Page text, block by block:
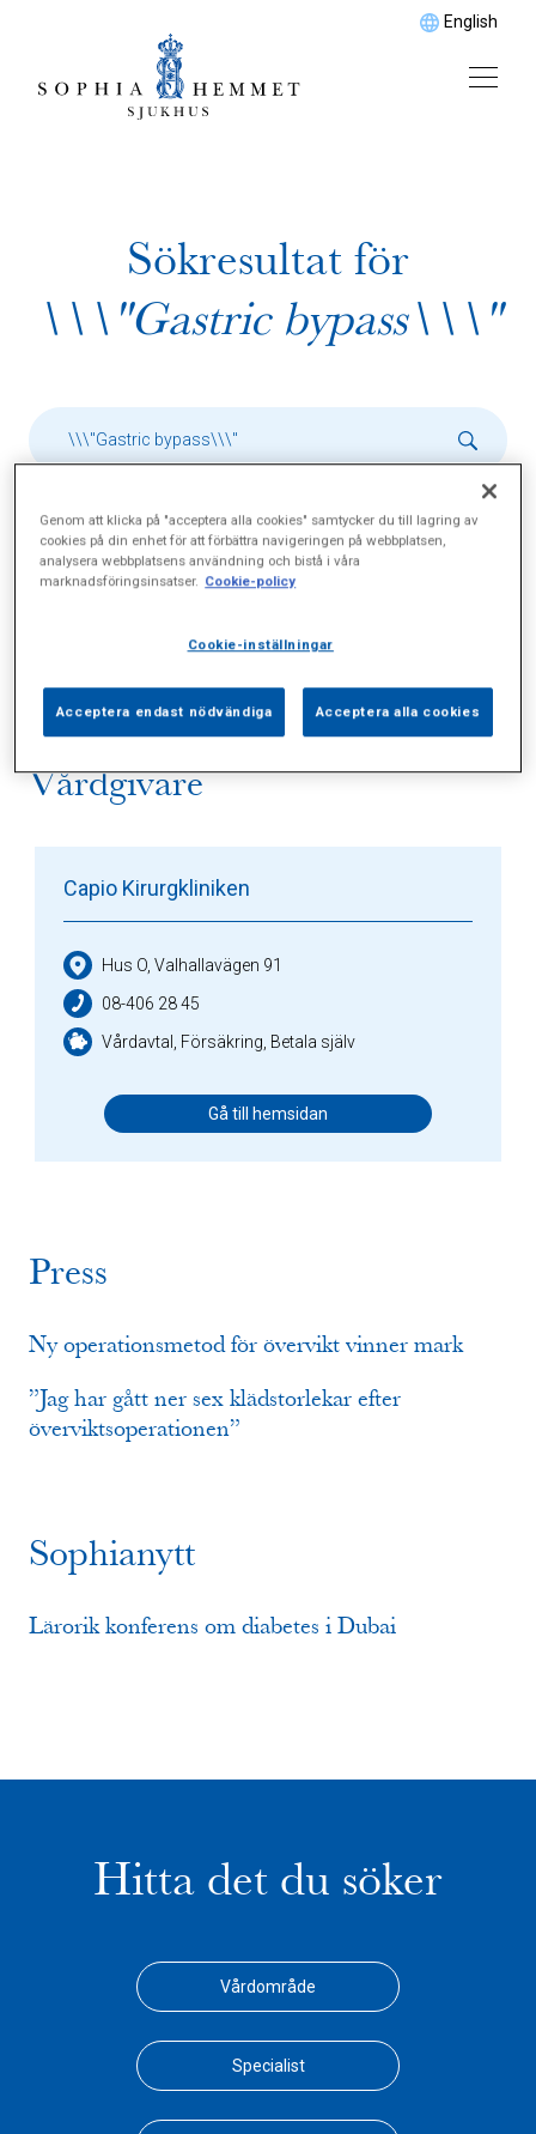
English
Sökresultat för
\\\"Gastric bypass\\\"
Press (2) Sophianytt (1)
Vårdgivare
Capio Kirurgkliniken
Hus O, Valhallavägen 91
08-406 28 45
Vårdavtal, Försäkring, Betala själv
Gå till hemsidan
Press
Ny operationsmetod för övervikt vinner mark
”Jag har gått ner sex klädstorlekar efter
överviktsoperationen”
Sophianytt
Lärorik konferens om diabetes i Dubai
Hitta det du söker
Vårdområde
Specialist
Genom att klicka på "acceptera alla cookies" samtycker du till lagring av
cookies på din enhet för att förbättra navigeringen på webbplatsen,
analysera webbplatsens användning och bistå i våra
marknadsföringsinsatser. Cookie-policy
Cookie-inställningar
Acceptera endast nödvändiga Acceptera alla cookies